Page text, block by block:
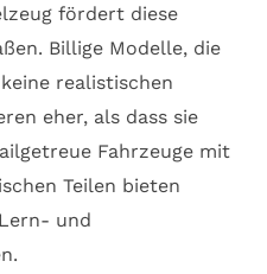
fördert diese
Billige Modelle, die
realistischen
eher, als dass sie
Fahrzeuge mit
Teilen bieten
und